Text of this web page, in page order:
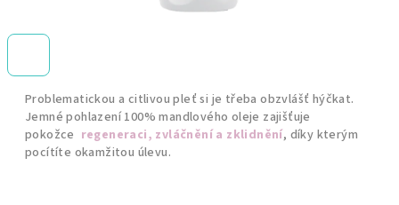
Problematickou a citlivou pleť si je třeba obzvlášť hýčkat.
Jemné pohlazení 100% mandlového oleje zajišťuje
pokožce regeneraci, zvláčnění a zklidnění, díky kterým
pocítíte okamžitou úlevu.